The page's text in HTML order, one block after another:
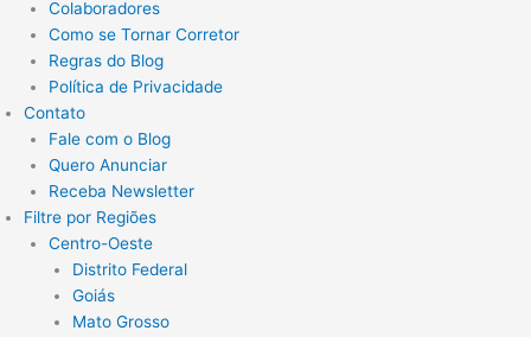
Colaboradores
Como se Tornar Corretor
Regras do Blog
Política de Privacidade
Contato
Fale com o Blog
Quero Anunciar
Receba Newsletter
Filtre por Regiões
Centro-Oeste
Distrito Federal
Goiás
Mato Grosso